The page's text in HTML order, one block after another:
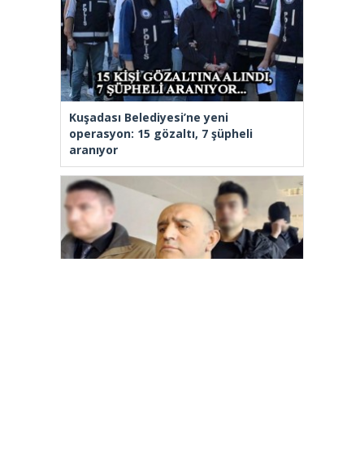
operasyon: 15 gözaltı, 7 şüpheli
aranıyor